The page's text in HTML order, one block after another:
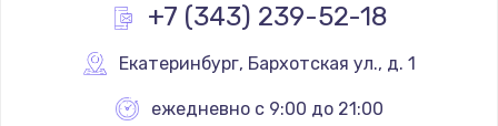
Заказать
Замена помпы
+7 (343) 239-52-18
Екатеринбург, Бархотская ул., д. 1
ежедневно с 9:00 до 21:00